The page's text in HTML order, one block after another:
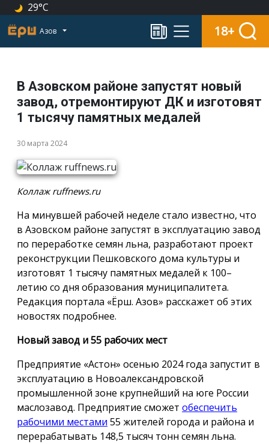
29°C
Азов 18+
В Азовском районе запустят новый
завод, отремонтируют ДК и изготовят
1 тысячу памятных медалей
30 марта 2024
Коллаж ruffnews.ru
На минувшей рабочей неделе стало известно, что
в Азовском районе запустят в эксплуатацию завод
по переработке семян льна, разработают проект
реконструкции Пешковского дома культуры и
изготовят 1 тысячу памятных медалей к 100–
летию со дня образования муниципалитета.
Редакция портала «Ёрш. Азов» расскажет об этих
новостях подробнее.
Новый завод и 55 рабочих мест
Предприятие «Астон» осенью 2024 года запустит в
эксплуатацию в Новоалександровской
промышленной зоне крупнейший на юге России
маслозавод. Предприятие сможет обеспечить
рабочими местами 55 жителей города и района и
перерабатывать 148,5 тысяч тонн семян льна.